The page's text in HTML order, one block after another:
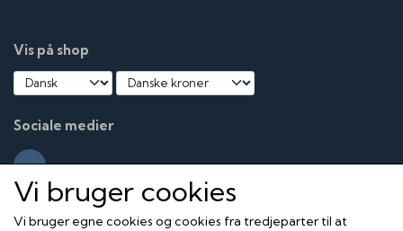
Vis på shop
Sociale medier
Vi bruger cookies
Vi bruger egne cookies og cookies fra tredjeparter til at